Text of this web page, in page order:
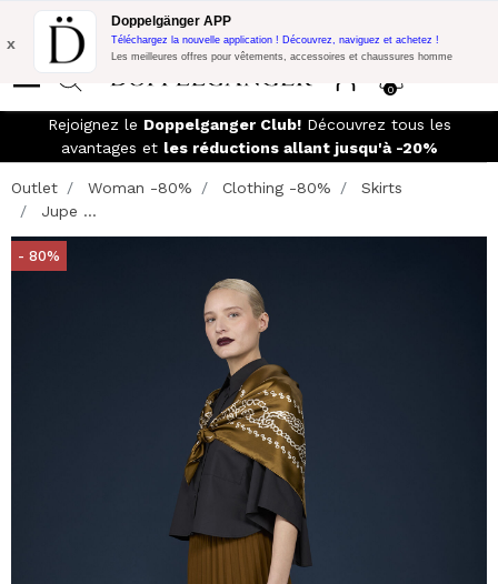
Promo Flash: 10% de réduction supplémentaire sur 300€ d'achat
avec le code:
0
x
Doppelgänger APP
Téléchargez la nouvelle application ! Découvrez, naviguez et achetez !
Les meilleures offres pour vêtements, accessoires et chaussures homme
Rejoignez le Doppelganger Club!Découvrez tous les
avantages et les réductions allant jusqu'à -20%
Outlet Woman -80% Clothing -80%
Skirts
Jupe ...
- 80%